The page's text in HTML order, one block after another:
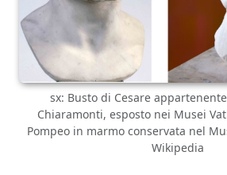
sx: Busto di Cesare
Chiaramonti, esposto nei Musei
Pompeo in marmo conservata nel
Wikipedia